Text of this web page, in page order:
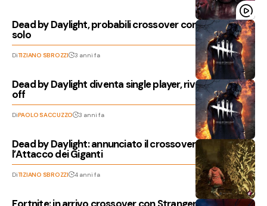
Dead by Daylight, probabili crossover con Diablo e non
solo
DiTIZIANO SBROZZI 3 anni fa
Dead by Daylight diventa single player, rivelato lo spin-
off
DiPAOLO SACCUZZO 3 anni fa
Dead by Daylight: annunciato il crossover con
l’Attacco dei Giganti
DiTIZIANO SBROZZI 4 anni fa